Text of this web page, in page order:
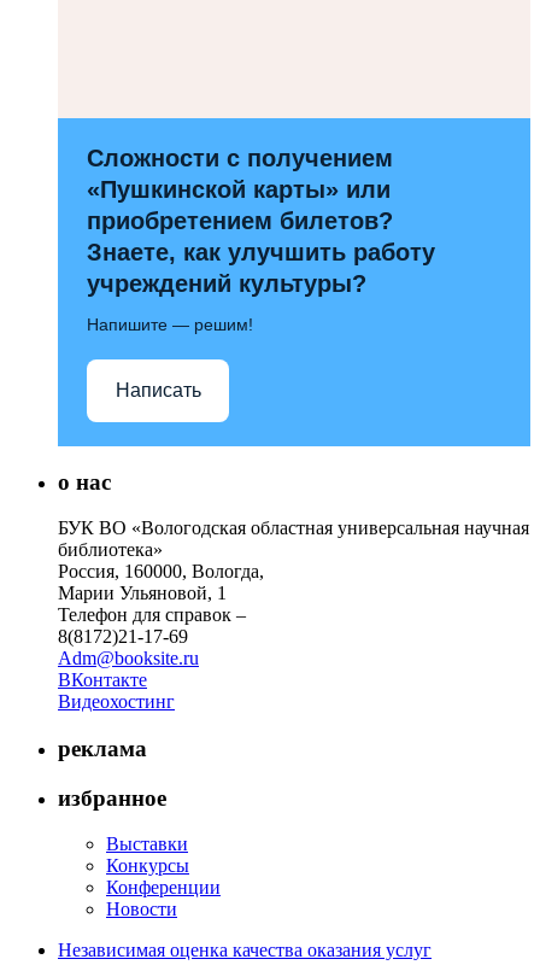
Сложности с получением
«Пушкинской карты» или
приобретением билетов?
Знаете, как улучшить работу
учреждений культуры?
Напишите — решим!
Написать
о нас
БУК ВО «Вологодская областная универсальная научная
библиотека»
Россия, 160000, Вологда,
Марии Ульяновой, 1
Телефон для справок –
8(8172)21-17-69
Adm@booksite.ru
ВКонтакте
Видеохостинг
реклама
избранное
Выставки
Конкурсы
Конференции
Новости
Независимая оценка качества оказания услуг